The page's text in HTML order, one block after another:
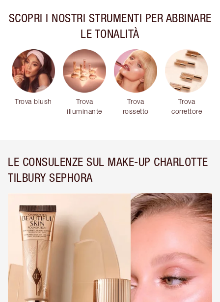
SCOPRI I NOSTRI STRUMENTI PER ABBINARE
LE TONALITÀ
Trova blush
Trova
illuminante
Trova
rossetto
Trova
correttore
LE CONSULENZE SUL MAKE-UP CHARLOTTE
TILBURY SEPHORA